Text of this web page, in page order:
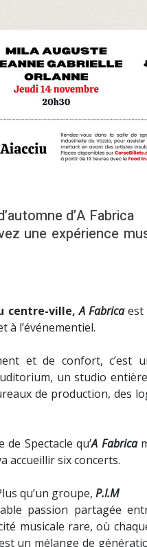
accueillir six concerts.
passion partagée
musicale rare, où
un mélange de
plein cœur.
Nepita, qui jouera en
Ristorcellipropose
tandis que
Inspirés par leurs
d’une sincérité rare,
où se mêlent les
d'une douce
en 2011 et le single "
des influences
un nouvel EP, réalisé
heureuses». Auteure,
poétique où se
Feist,Yaël Naim , et
offrant une
a grandi entre les
Après avoir